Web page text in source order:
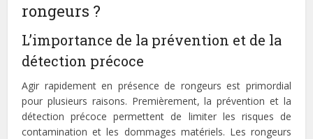
rongeurs ?
L’importance de la prévention et de la
détection précoce
Agir rapidement en présence de rongeurs est primordial
pour plusieurs raisons. Premièrement, la prévention et la
détection précoce permettent de limiter les risques de
contamination et les dommages matériels. Les rongeurs